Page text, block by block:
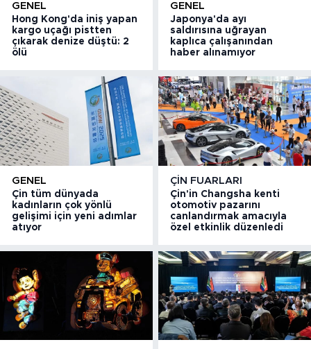
GENEL
Hong Kong'da iniş yapan
kargo uçağı pistten
çıkarak denize düştü: 2
ölü
GENEL
Japonya'da ayı
saldırısına uğrayan
kaplıca çalışanından
haber alınamıyor
GENEL
Çin tüm dünyada
kadınların çok yönlü
gelişimi için yeni adımlar
atıyor
ÇIN FUARLARI
Çin'in Changsha kenti
otomotiv pazarını
canlandırmak amacıyla
özel etkinlik düzenledi